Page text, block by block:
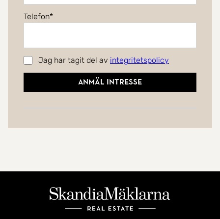
Telefon
Jag har tagit del av integritetspolicy
Anmäl intresse